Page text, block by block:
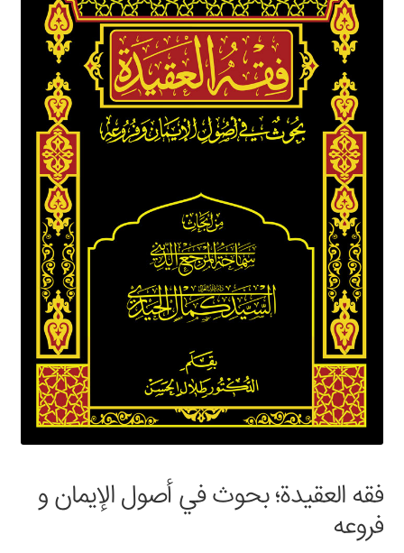
برگه نمونه
برگه نمونه
پرداخت
تماس با ما
ثبت شکایات
حساب کاربری من
درباره ما
سبد خرید
فقه العقيدة؛ بحوث في أصول الإيمان و
فروعه